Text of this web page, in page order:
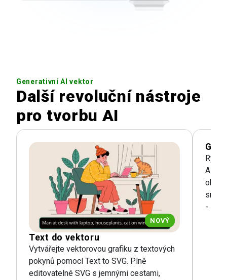
Generativní AI vektor
Další revoluční nástroje
pro tvorbu AI
NOVÝ
Text do vektoru
Vytvářejte vektorovou grafiku z textových
pokynů pomocí Text to SVG. Plně
editovatelné SVG s jemnými cestami,
AI
-